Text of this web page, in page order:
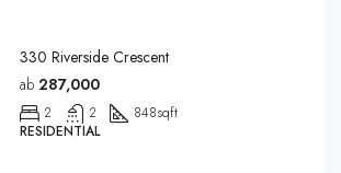
330 Riverside Crescent
ab 287,000
2 2 848sqft
RESIDENTIAL